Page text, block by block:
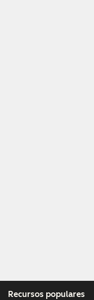
Recursos populares